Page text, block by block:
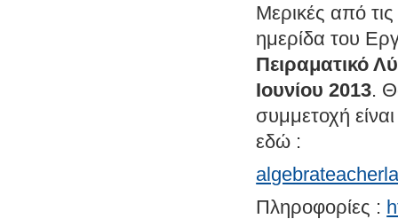
Μερικές από
ημερίδα του
Πειραματικό
Ιουνίου 2013.
συμμετοχή
εδώ :
Πληροφορίες :